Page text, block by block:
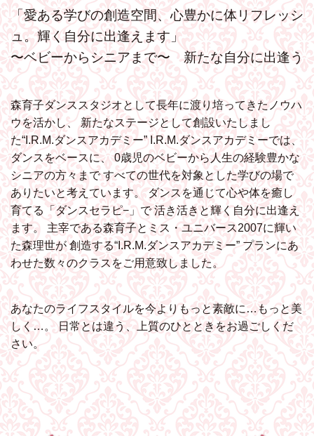
「愛ある学びの創造空間、心豊かに体リフレッシ
ュ。輝く自分に出逢えます」
〜ベビーからシニアまで〜 新たな自分に出逢う
森育子ダンススタジオとして長年に渡り培ってきたノウハ
ウを活かし、 新たなステージとして創設いたしまし
た“I.R.M.ダンスアカデミー”I.R.M.ダンスアカデミーでは、
ダンスをベースに、0歳児のベビーから人生の経験豊かな
シニアの方々まですべての世代を対象とした学びの場で
ありたいと考えています。 ダンスを通じて心や体を癒し
育てる「ダンスセラピ−」で活き活きと輝く自分に出逢え
ます。
主宰である森育子とミス・ユニバース2007に輝い
た森理世が創造する“I.R.M.ダンスアカデミー”プランにあ
わせた数々のクラスをご用意致しました。
あなたのライフスタイルを今よりもっと素敵に…もっと美
しく…。日常とは違う、上質のひとときをお過ごしくだ
さい。